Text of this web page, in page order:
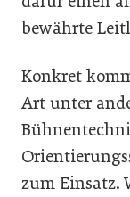
bewährte
Konkret
Art unter
zum Einsatz.